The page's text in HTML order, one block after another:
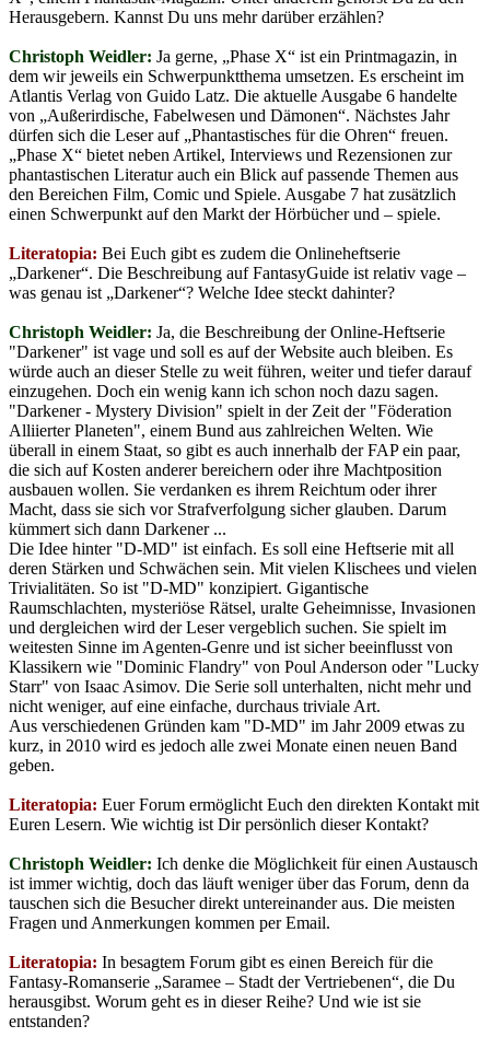
Herausgebern. Kannst Du uns mehr darüber erzählen?
Christoph Weidler: Ja gerne, „Phase X“ ist ein Printmagazin, in
dem wir jeweils ein Schwerpunktthema umsetzen. Es erscheint im
Atlantis Verlag von Guido Latz. Die aktuelle Ausgabe 6 handelte
von „Außerirdische, Fabelwesen und Dämonen“. Nächstes Jahr
dürfen sich die Leser auf „Phantastisches für die Ohren“ freuen.
„Phase X“ bietet neben Artikel, Interviews und Rezensionen zur
phantastischen Literatur auch ein Blick auf passende Themen aus
den Bereichen Film, Comic und Spiele. Ausgabe 7 hat zusätzlich
einen Schwerpunkt auf den Markt der Hörbücher und – spiele.
Literatopia: Bei Euch gibt es zudem die Onlineheftserie
„Darkener“. Die Beschreibung auf FantasyGuide ist relativ vage –
was genau ist „Darkener“? Welche Idee steckt dahinter?
Christoph Weidler: Ja, die Beschreibung der Online-Heftserie
"Darkener" ist vage und soll es auf der Website auch bleiben. Es
würde auch an dieser Stelle zu weit führen, weiter und tiefer darauf
einzugehen. Doch ein wenig kann ich schon noch dazu sagen.
"Darkener - Mystery Division" spielt in der Zeit der "Föderation
Alliierter Planeten", einem Bund aus zahlreichen Welten. Wie
überall in einem Staat, so gibt es auch innerhalb der FAP ein paar,
die sich auf Kosten anderer bereichern oder ihre Machtposition
ausbauen wollen. Sie verdanken es ihrem Reichtum oder ihrer
Macht, dass sie sich vor Strafverfolgung sicher glauben. Darum
kümmert sich dann Darkener ...
Die Idee hinter "D-MD" ist einfach. Es soll eine Heftserie mit all
deren Stärken und Schwächen sein. Mit vielen Klischees und vielen
Trivialitäten. So ist "D-MD" konzipiert. Gigantische
Raumschlachten, mysteriöse Rätsel, uralte Geheimnisse, Invasionen
und dergleichen wird der Leser vergeblich suchen. Sie spielt im
weitesten Sinne im Agenten-Genre und ist sicher beeinflusst von
Klassikern wie "Dominic Flandry" von Poul Anderson oder "Lucky
Starr" von Isaac Asimov. Die Serie soll unterhalten, nicht mehr und
nicht weniger, auf eine einfache, durchaus triviale Art.
Aus verschiedenen Gründen kam "D-MD" im Jahr 2009 etwas zu
kurz, in 2010 wird es jedoch alle zwei Monate einen neuen Band
geben.
Literatopia: Euer Forum ermöglicht Euch den direkten Kontakt mit
Euren Lesern. Wie wichtig ist Dir persönlich dieser Kontakt?
Christoph Weidler: Ich denke die Möglichkeit für einen Austausch
ist immer wichtig, doch das läuft weniger über das Forum, denn da
tauschen sich die Besucher direkt untereinander aus. Die meisten
Fragen und Anmerkungen kommen per Email.
Literatopia: In besagtem Forum gibt es einen Bereich für die
Fantasy-Romanserie „Saramee – Stadt der Vertriebenen“, die Du
herausgibst. Worum geht es in dieser Reihe? Und wie ist sie
entstanden?